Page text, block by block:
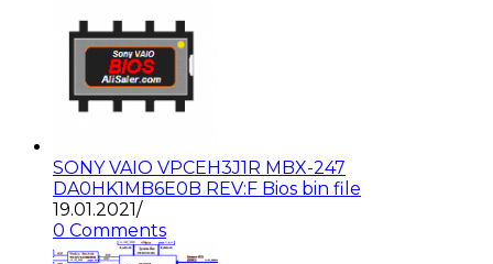
SONY VAIO VPCEH3J1R MBX-247
DA0HK1MB6E0B REV:F Bios bin file
19.01.2021/
0 Comments